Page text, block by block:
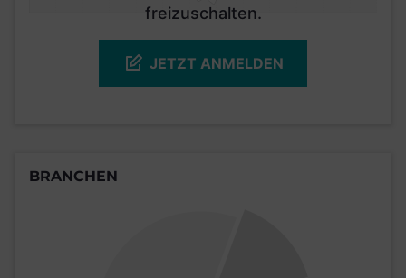
freizuschalten.
JETZT ANMELDEN
BRANCHEN